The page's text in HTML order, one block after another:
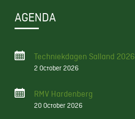
AGENDA
Techniekdagen Salland 2026
2 October 2026
RMV Hardenberg
20 October 2026